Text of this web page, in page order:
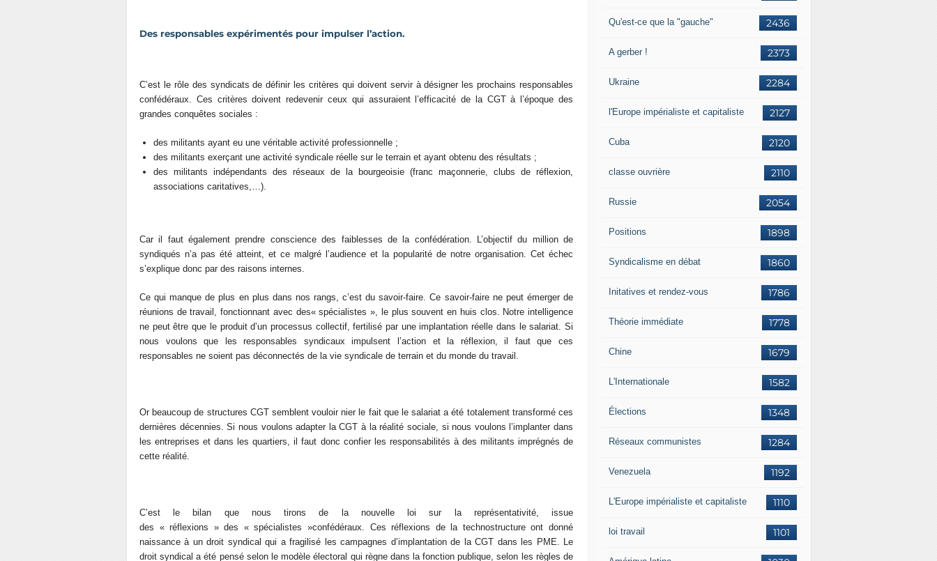
Des responsables expérimentés pour impulser l’action.
C’est le rôle des syndicats de définir les critères qui doivent servir à désigner les prochains responsables
confédéraux. Ces critères doivent redevenir ceux qui assuraient l’efficacité de la CGT à l’époque des
grandes conquêtes sociales :
des militants ayant eu une véritable activité professionnelle ;
des militants exerçant une activité syndicale réelle sur le terrain et ayant obtenu des résultats ;
des militants indépendants des réseaux de la bourgeoisie (franc maçonnerie, clubs de réflexion,
associations caritatives,…).
Car il faut également prendre conscience des faiblesses de la confédération. L’objectif du million de
syndiqués n’a pas été atteint, et ce malgré l’audience et la popularité de notre organisation. Cet échec
s’explique donc par des raisons internes.
Ce qui manque de plus en plus dans nos rangs, c’est du savoir-faire. Ce savoir-faire ne peut émerger de
réunions de travail, fonctionnant avec des« spécialistes », le plus souvent en huis clos. Notre intelligence
ne peut être que le produit d’un processus collectif, fertilisé par une implantation réelle dans le salariat. Si
nous voulons que les responsables syndicaux impulsent l’action et la réflexion, il faut que ces
responsables ne soient pas déconnectés de la vie syndicale de terrain et du monde du travail.
Or beaucoup de structures CGT semblent vouloir nier le fait que le salariat a été totalement transformé ces
dernières décennies. Si nous voulons adapter la CGT à la réalité sociale, si nous voulons l’implanter dans
les entreprises et dans les quartiers, il faut donc confier les responsabilités à des militants imprégnés de
cette réalité.
C’est le bilan que nous tirons de la nouvelle loi sur la représentativité, issue
des « réflexions » des « spécialistes »confédéraux. Ces réflexions de la technostructure ont donné
naissance à un droit syndical qui a fragilisé les campagnes d’implantation de la CGT dans les PME. Le
droit syndical a été pensé selon le modèle électoral qui règne dans la fonction publique, selon les règles de
2436
Qu'est-ce que la "gauche"
2373
A gerber !
2284
Ukraine
2127
l'Europe impérialiste et capitaliste
2120
Cuba
2110
classe ouvrière
2054
Russie
1898
Positions
1860
Syndicalisme en débat
1786
Initatives et rendez-vous
1778
Théorie immédiate
1679
Chine
1582
L'Internationale
1348
Élections
1284
Réseaux communistes
1192
Venezuela
1110
L'Europe impérialiste et capitaliste
1101
loi travail